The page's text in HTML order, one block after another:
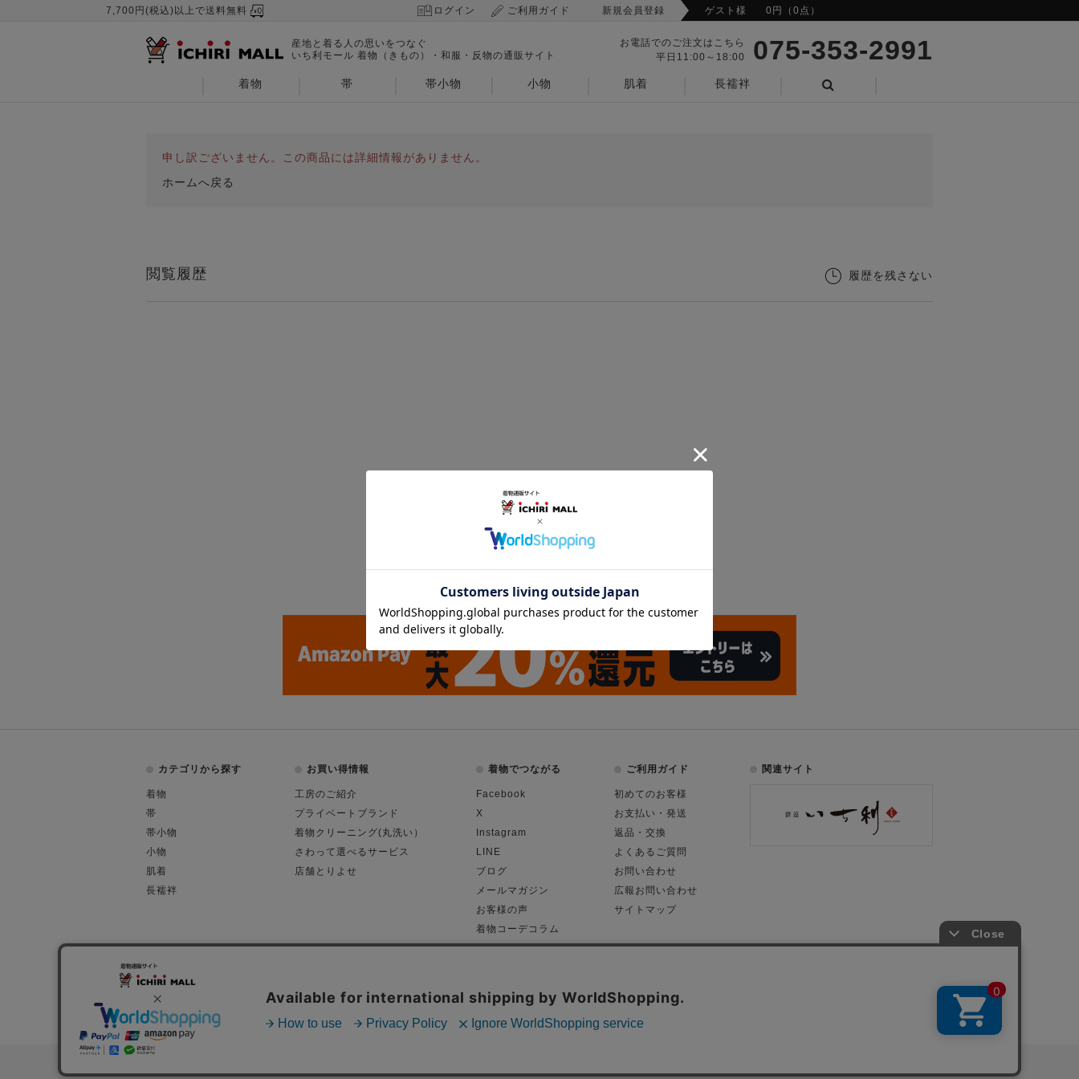
7,700円(税込)以上で送料無料 ログイン ご利用ガイド 新規会員登録 ゲスト様 0円（0点）
産地と着る人の思いをつなぐ
いち利モール 着物（きもの）・和服・反物の通販サイト
お電話でのご注文はこちら
平日11:00～18:00
075-353-2991
着物 帯 帯小物 小物 肌着
長襦袢
申し訳ございません。この商品には詳細情報がありません。
ホームへ戻る
閲覧履歴 履歴を残さない
カテゴリから探す
着物
帯
帯小物
小物
肌着
長襦袢
お買い得情報
工房のご紹介
プライベートブランド
着物クリーニング(丸洗い）
さわって選べるサービス
店舗とりよせ
着物でつながる
Facebook
X
Instagram
LINE
ブログ
メールマガジン
お客様の声
着物コーデコラム
ご利用ガイド
初めてのお客様
お支払い・発送
返品・交換
よくあるご質問
お問い合わせ
広報お問い合わせ
サイトマップ
関連サイト